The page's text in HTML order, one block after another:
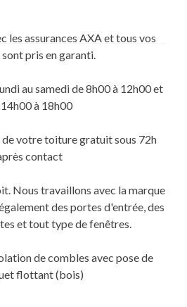
les assurances AXA et tous vos
pris en garanti.
au samedi de 8h00 à 12h00 et
à 18h00
votre toiture gratuit sous 72h
contact
Nous travaillons avec la marque
des portes d'entrée, des
et tout type de fenêtres.
de combles avec pose de
flottant (bois)